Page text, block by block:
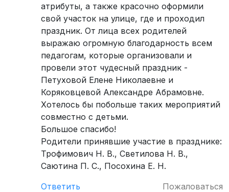
атрибуты, а также красочно оформили
свой участок на улице, где и проходил
праздник. От лица всех родителей
выражаю огромную благодарность всем
педагогам, которые организовали и
провели этот чудесный праздник -
Петуховой Елене Николаевне и
Коряковцевой Александре Абрамовне.
Хотелось бы побольше таких мероприятий
совместно с детьми.
Большое спасибо!
Родители принявшие участие в празднике:
Трофимович Н. В., Светилова Н. В.,
Саютина П. С., Посохина Е. Н.
Ответить
Пожаловаться